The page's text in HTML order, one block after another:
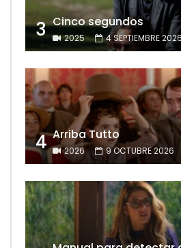
3 Cinco segundos
2025 4 SEPTIEMBRE 2026
4 Arriba Tutto
2026 9 OCTUBRE 2026